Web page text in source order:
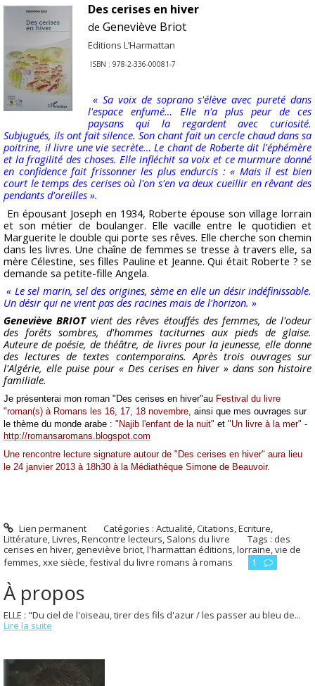
Des cerises en hiver
de Geneviève Briot
Editions L’Harmattan
ISBN : 978-2-336-00081-7
« Sa voix de soprano s'élève avec pureté dans
l'espace enfumé… Elle n'a plus peur de ces
paysans qui la regardent avec curiosité.
Subjugués, ils ont fait silence. Son chant fait un cercle chaud dans sa
poitrine, il livre une vie secrète… Le chant de Roberte dit l'éphémère
et la fragilité des choses. Elle infléchit sa voix et ce murmure donné
en confidence fait frissonner les plus endurcis : « Mais il est bien
court le temps des cerises où l'on s'en va deux cueillir en rêvant des
pendants d'oreilles ».
En épousant Joseph en 1934, Roberte épouse son village lorrain
et son métier de boulanger. Elle vacille entre le quotidien et
Marguerite le double qui porte ses rêves. Elle cherche son chemin
dans les livres. Une chaîne de femmes se tresse à travers elle, sa
mère Célestine, ses filles Pauline et Jeanne. Qui était Roberte ? se
demande sa petite-fille Angela.
« Le sel marin, sel des origines, sème en elle un désir indéfinissable.
Un désir qui ne vient pas des racines mais de l'horizon. »
Geneviève BRIOT vient des rêves étouffés des femmes, de l'odeur
des forêts sombres, d'hommes taciturnes aux pieds de glaise.
Auteure de poésie, de théâtre, de livres pour la jeunesse, elle donne
des lectures de textes contemporains. Après trois ouvrages sur
l'Algérie, elle puise pour « Des cerises en hiver » dans son histoire
familiale.
Je présenterai mon roman "Des cerises en hiver"au Festival du livre
"roman(s) à Romans les 16, 17, 18 novembre, ainsi que mes ouvrages sur
le thème du monde arabe : "Najib l'enfant de la nuit" et "Un livre à la mer" -
http://romansaromans.blogspot.com
Une rencontre lecture signature autour de "Des cerises en hiver" aura lieu
le 24 janvier 2013 à 18h30 à la Médiathèque Simone de Beauvoir.
Lien permanent Catégories :Actualité ,Citations ,Ecriture
Littérature Livres Rencontre lecteurs Salons du livre Tags : des
cerises en hiver geneviève briot l'harmattan éditions lorraine vie de
femmes xxe siècle festival du livre romans à romans 1
À propos
ELLE : "Du ciel de l'oiseau, tirer des fils d'azur / les passer au bleu de...
Lire la suite